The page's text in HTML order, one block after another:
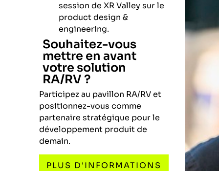
session de XR Valleysur le
product design &
engineering.
Souhaitez-vous
mettre en avant
votre solution
RA/RV ?
Participez au pavillon RA/RV et
positionnez-vous comme
partenaire stratégique pour le
développement produit de
demain.
PLUS D'INFORMATIONS